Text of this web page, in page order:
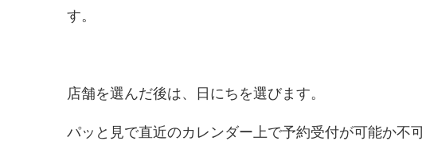
す。
店舗を選んだ後は、日にちを選びます。
パッと見で直近のカレンダー上で予約受付が可能か不